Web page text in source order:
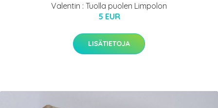
Valentin : Tuolla puolen Limpolon
5 EUR
LISÄTIETOJA